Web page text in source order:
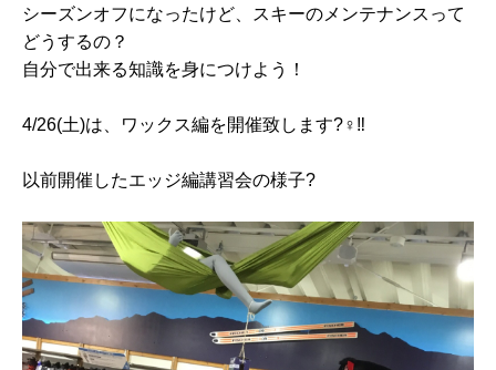
シーズンオフになったけど、スキーのメンテナンスって
どうするの？
自分で出来る知識を身につけよう！
4/26(土)は、ワックス編を開催致します?‍♀️‼️
以前開催したエッジ編講習会の様子?